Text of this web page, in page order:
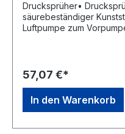
Drucksprüher•
säurebeständiger Kunststoffdüse • Sehr
Luftpumpe zum Vorpumpen
Chemikalien,
Material Behälter: Kunststoff • Material Düse:
Maße: (H x B) 34 x 14,5
Deutscher Eisenhändler
57,07 €*
In den Warenkorb